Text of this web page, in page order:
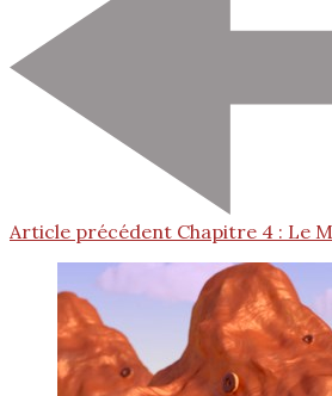
Article précédent Chapitre 4 : Le